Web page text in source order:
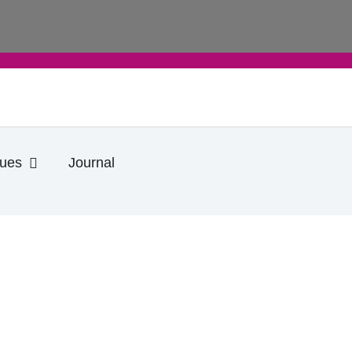
Ouvrir Informations pratiques
Journal